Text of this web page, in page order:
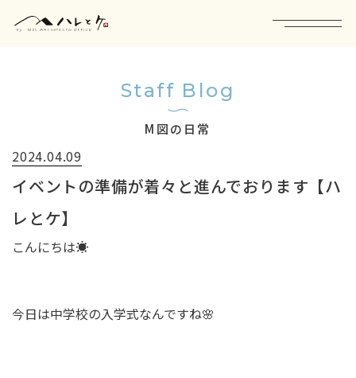
Staff Blog
M図の日常
2024.04.09
イベントの準備が着々と進んでおります【ハ
レとケ】
こんにちは☀️
今日は中学校の入学式なんですね🌸